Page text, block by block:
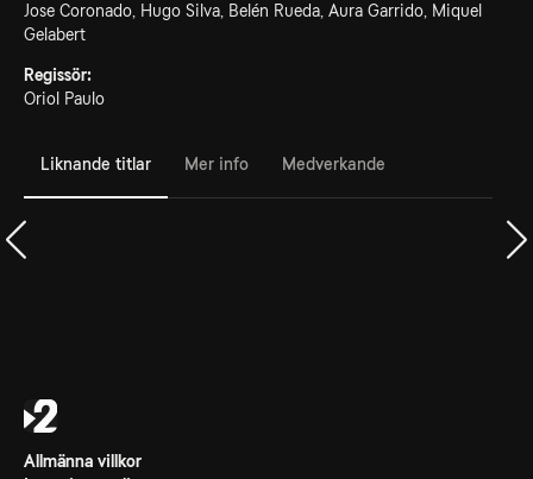
Jose Coronado, Hugo Silva, Belén Rueda, Aura Garrido, Miquel
Gelabert
Regissör:
Oriol Paulo
Liknande titlar Mer info Medverkande
Allmänna villkor